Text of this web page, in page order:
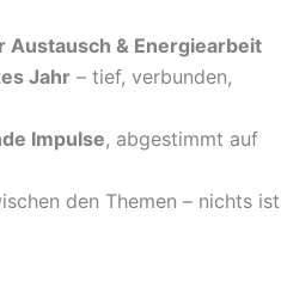
Austausch & Energiearbeit
Jahr – tief, verbunden,
Impulse, abgestimmt auf
den Themen – nichts ist